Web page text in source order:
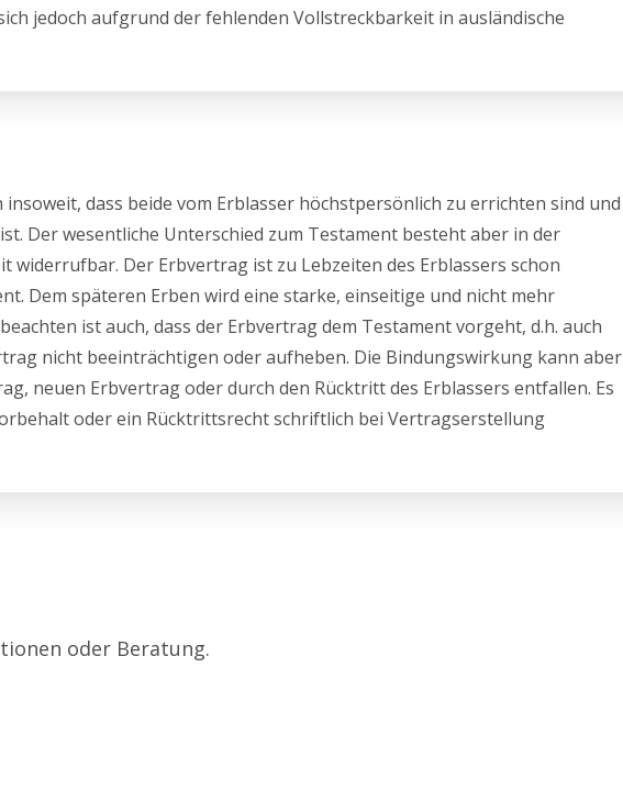
jedoch aufgrund der fehlenden Vollstreckbarkeit in ausländische
dass beide vom Erblasser höchstpersönlich zu errichten sind und
Der wesentliche Unterschied zum Testament besteht aber in der
widerrufbar. Der Erbvertrag ist zu Lebzeiten des Erblassers schon
Dem späteren Erben wird eine starke, einseitige und nicht mehr
ist auch, dass der Erbvertrag dem Testament vorgeht, d.h. auch
nicht beeinträchtigen oder aufheben. Die Bindungswirkung kann aber
neuen Erbvertrag oder durch den Rücktritt des Erblassers entfallen. Es
oder ein Rücktrittsrecht schriftlich bei Vertragserstellung
oder Beratung.